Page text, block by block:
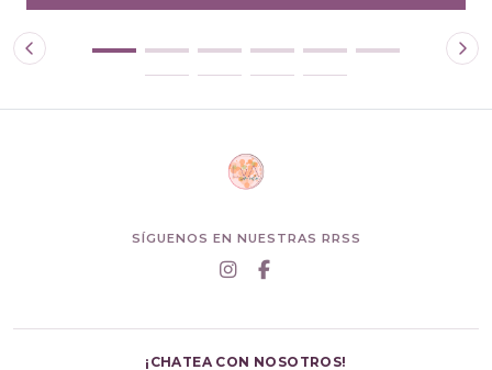
SÍGUENOS EN NUESTRAS RRSS
¡CHATEA CON NOSOTROS!